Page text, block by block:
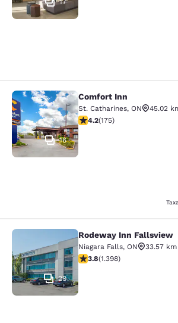
17
Comfort Inn
16
Comfort Inn
St. Catharines, ON
45.02
classificação 4.22 estrelas.
4.2(175)
Rodeway Inn Fallsview
29
Rodeway Inn Fallsview
Niagara Falls, ON
33.57 km
classificação 3.84 estrelas.
3.8(1.398)